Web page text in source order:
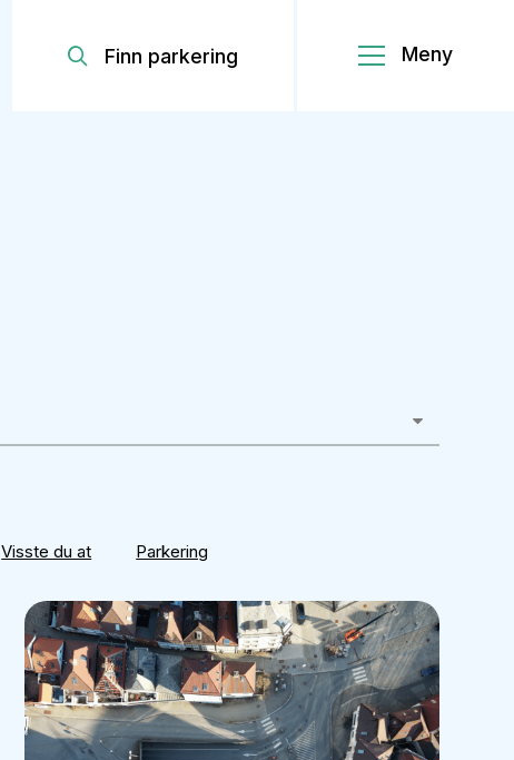
Finn parkering
Visste du at Parkering